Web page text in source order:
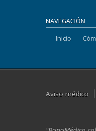
NAVEGACIÓN
Inicio
Aviso médico